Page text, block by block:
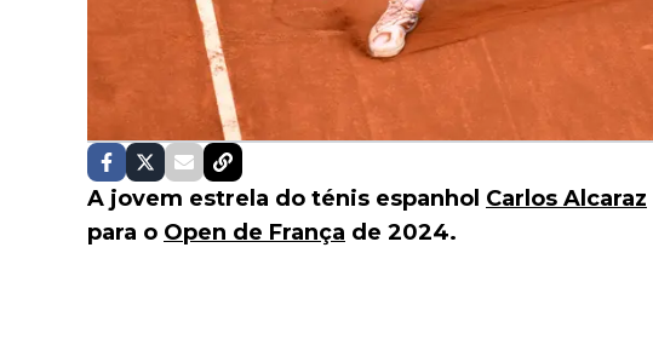
A jovem estrela do ténis espanhol Carlos Alcaraz
para o Open de França de 2024.